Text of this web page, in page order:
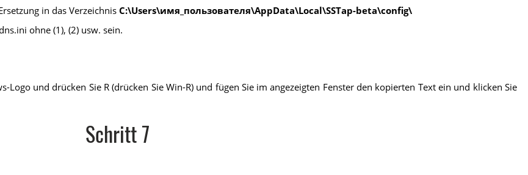
in das VerzeichnisC:\Users\имя_пользователя\AppData\Local\SSTap-beta\config\
ohne (1), (2) usw. sein.
und drücken Sie R (drücken Sie Win-R) und fügen Sie im angezeigten Fenster den kopierten Text ein und klicken Sie
Schritt 7